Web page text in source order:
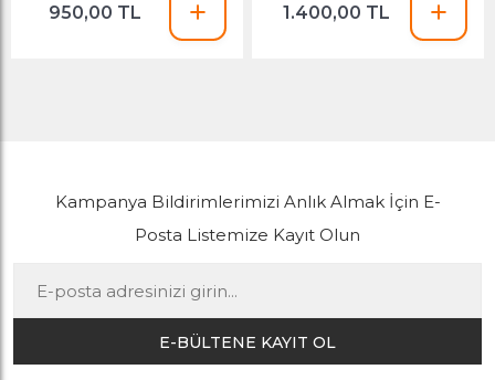
950,00 TL 1.400,00 TL
Kampanya Bildirimlerimizi Anlık Almak İçin E-
Posta Listemize Kayıt Olun
E-BÜLTENE KAYIT OL